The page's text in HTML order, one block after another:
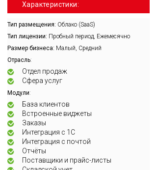
Характеристики:
Тип размещения: Облако (SaaS)
Тип лицензии: Пробный период, Ежемесячно
Размер бизнеса: Малый, Средний
Отрасль:
Отдел продаж
Сфера услуг
Модули:
База клиентов
Встроенные виджеты
Заказы
Интеграция с 1С
Интеграция с почтой
Отчёты
Поставщики и прайс-листы